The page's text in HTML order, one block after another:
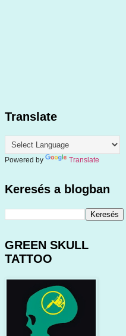
Translate
Powered by Translate
Keresés a blogban
GREEN SKULL
TATTOO